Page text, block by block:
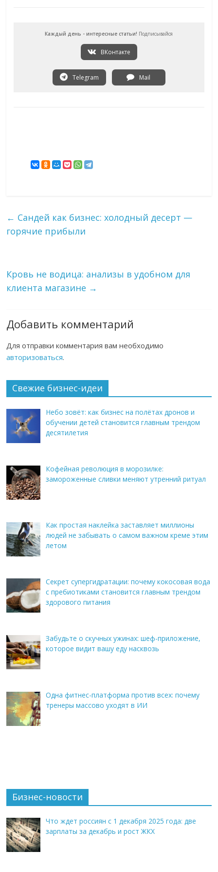
Каждый день - интересные статьи! Подписывайся
ВКонтакте
Telegram Mail
← Сандей как бизнес: холодный десерт —
горячие прибыли
Кровь не водица: анализы в удобном для
клиента магазине →
Добавить комментарий
Для отправки комментария вам необходимо
авторизоваться.
Свежие бизнес-идеи
Небо зовёт: как бизнес на полётах дронов и
обучении детей становится главным трендом
десятилетия
Кофейная революция в морозилке:
замороженные сливки меняют утренний ритуал
Как простая наклейка заставляет миллионы
людей не забывать о самом важном креме этим
летом
Секрет супергидратации: почему кокосовая вода
с пребиотиками становится главным трендом
здорового питания
Забудьте о скучных ужинах: шеф-приложение,
которое видит вашу еду насквозь
Одна фитнес-платформа против всех: почему
тренеры массово уходят в ИИ
Бизнес-новости
Что ждет россиян с 1 декабря 2025 года: две
зарплаты за декабрь и рост ЖКХ